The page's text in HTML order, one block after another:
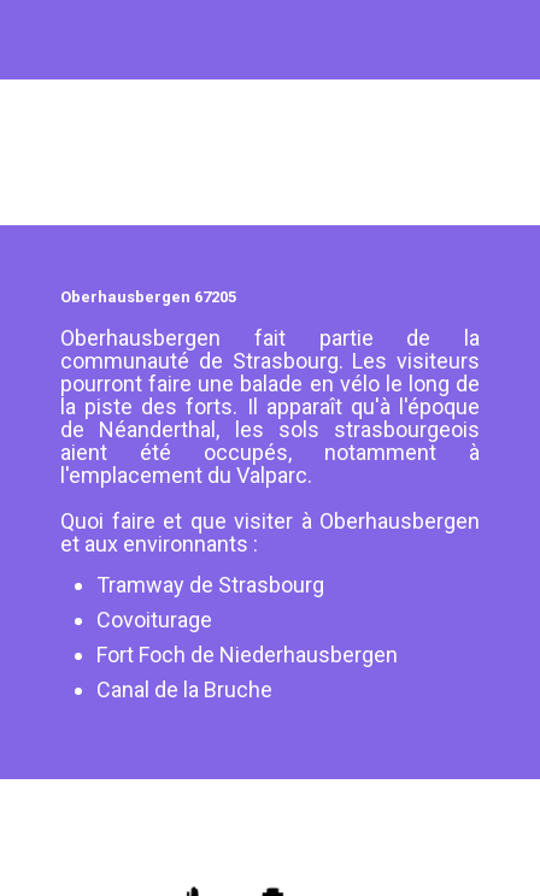
Oberhausbergen 67205
Oberhausbergen fait partie de la
communauté de Strasbourg. Les visiteurs
pourront faire une balade en vélo le long de
la piste des forts. Il apparaît qu'à l'époque
de Néanderthal, les sols strasbourgeois
aient été occupés, notamment à
l'emplacement du Valparc.
Quoi faire et que visiter à Oberhausbergen
et aux environnants :
Tramway de Strasbourg
Covoiturage
Fort Foch de Niederhausbergen
Canal de la Bruche